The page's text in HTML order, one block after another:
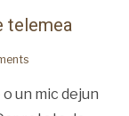
telemea
un mic dejun